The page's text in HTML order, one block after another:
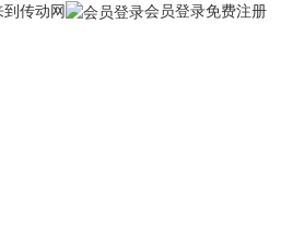
传动网 会员登录免费注册